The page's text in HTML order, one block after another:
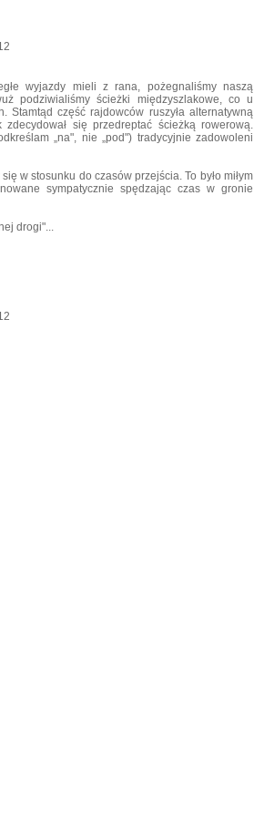
wyjazdy mieli z rana, pożegnaliśmy naszą
podziwialiśmy ścieżki międzyszlakowe, co u
Stamtąd część rajdowców ruszyła alternatywną
się przedreptać ścieżką rowerową.
„na", nie „pod") tradycyjnie zadowoleni
w stosunku do czasów przejścia. To było miłym
sympatycznie spędzając czas w gronie
drogi"...